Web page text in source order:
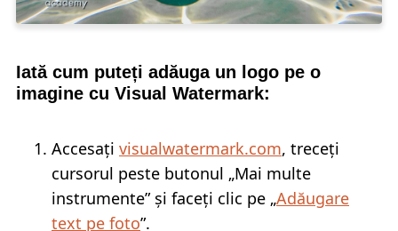
Iată cum puteți adăuga un logo pe o
imagine cu Visual Watermark:
Accesați visualwatermark.com, treceți
cursorul peste butonul „Mai multe
instrumente” și faceți clic pe „Adăugare
text pe foto”.